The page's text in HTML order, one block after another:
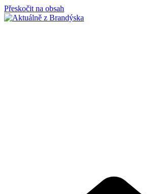
Přeskočit na obsah